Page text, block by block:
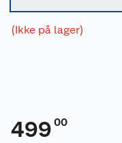
(Ikke på lager)
499 00